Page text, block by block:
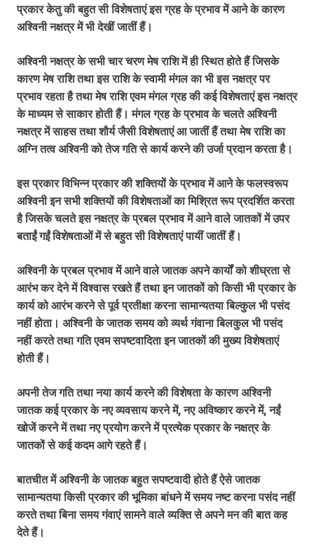
प्रकार केतु की बहुत सी विशेषताएं इस ग्रह के प्रभाव में आने के कारण
अश्विनी नक्षत्र में भी देखीं जातीं हैं।
अश्विनी नक्षत्र के सभी चार चरण मेष राशि में ही स्थित होते हैं जिसके
कारण मेष राशि तथा इस राशि के स्वामी मंगल का भी इस नक्षत्र पर
प्रभाव रहता है तथा मेष राशि एवम मंगल ग्रह की कई विशेषताएं इस नक्षत्र
के माध्यम से साकार होती हैं। मंगल ग्रह के प्रभाव के चलते अश्विनी
नक्षत्र में साहस तथा शौर्य जैसी विशेषताएं आ जातीं हैं तथा मेष राशि का
अग्नि तत्व अश्विनी को तेज गति से कार्य करने की उर्जा प्रदान करता है।
इस प्रकार विभिन्न प्रकार की शक्तियों के प्रभाव में आने के फलस्वरूप
अश्विनी इन सभी शक्तियों की विशेषताओं का मिश्रित रूप प्रदर्शित करता
है जिसके चलते इस नक्षत्र के प्रबल प्रभाव में आने वाले जातकों में उपर
बताईं गईं विशेषताओं में से बहुत सी विशेषताएं पायीं जातीं हैं।
अश्विनी के प्रबल प्रभाव में आने वाले जातक अपने कार्यों को शीघ्रता से
आरंभ कर देने में विश्वास रखते हैं तथा इन जातकों को किसी भी प्रकार के
कार्य को आरंभ करने से पूर्व प्रतीक्षा करना सामान्यतया बिल्कुल भी पसंद
नहीं होता। अश्विनी के जातक समय को व्यर्थ गंवाना बिलकुल भी पसंद
नहीं करते तथा गति एवम सपष्टवादिता इन जातकों की मुख्य विशेषताएं
होती हैं।
अपनी तेज गति तथा नया कार्य करने की विशेषता के कारण अश्विनी
जातक कई प्रकार के नए व्यवसाय करने में, नए अविष्कार करने में, नईं
खोजें करने में तथा नए प्रयोग करने में प्रत्येक प्रकार के नक्षत्र के
जातकों से कई कदम आगे रहते हैं।
बातचीत में अश्विनी के जातक बहुत सपष्टवादी होते हैं ऐसे जातक
सामान्यतया किसी प्रकार की भूमिका बांधने में समय नष्ट करना पसंद नहीं
करते तथा बिना समय गंवाएं सामने वाले व्यक्ति से अपने मन की बात कह
देते हैं।